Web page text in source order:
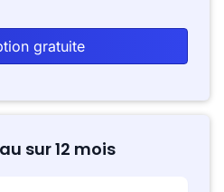
gratuite
sur 12 mois